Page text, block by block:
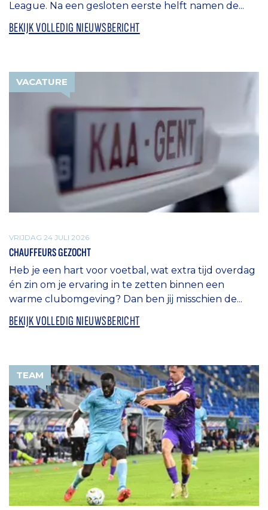
League. Na een gesloten eerste helft namen de...
BEKIJK VOLLEDIG NIEUWSBERICHT
VACATURE
VRIJDAG 24 JULI 2026
CHAUFFEURS GEZOCHT
Heb je een hart voor voetbal, wat extra tijd overdag
én zin om je ervaring in te zetten binnen een
warme clubomgeving? Dan ben jij misschien de...
BEKIJK VOLLEDIG NIEUWSBERICHT
TEAM